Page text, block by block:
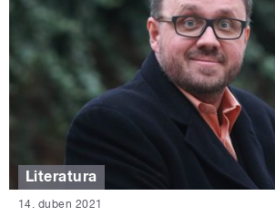
Literatura
14. duben 2021